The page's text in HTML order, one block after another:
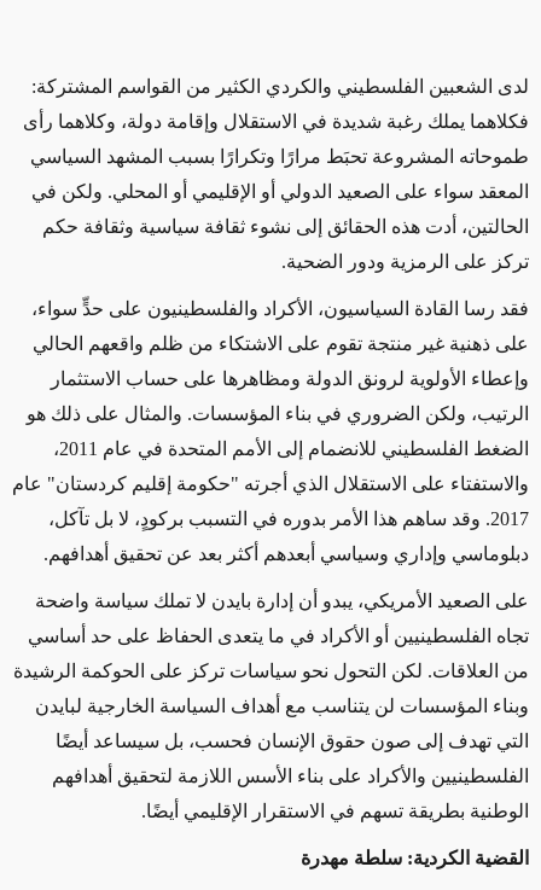
لدى الشعبين الفلسطيني والكردي الكثير من القواسم المشتركة:
فكلاهما يملك رغبة شديدة في الاستقلال وإقامة دولة، وكلاهما رأى
طموحاته المشروعة تحبَط مرارًا وتكرارًا بسبب المشهد السياسي
المعقد سواء على الصعيد الدولي أو الإقليمي أو المحلي. ولكن في
الحالتين، أدت هذه الحقائق إلى نشوء ثقافة سياسية وثقافة حكم
تركز على الرمزية ودور الضحية.
فقد رسا القادة السياسيون، الأكراد والفلسطينيون على حدٍّ سواء،
على ذهنية غير منتجة تقوم على الاشتكاء من ظلم واقعهم الحالي
وإعطاء الأولوية لرونق الدولة ومظاهرها على حساب الاستثمار
الرتيب، ولكن الضروري في بناء المؤسسات. والمثال على ذلك هو
الضغط الفلسطيني للانضمام إلى الأمم المتحدة في عام 2011،
والاستفتاء على الاستقلال الذي أجرته "حكومة إقليم كردستان" عام
2017. وقد ساهم هذا الأمر بدوره في التسبب بركودٍ، لا بل تآكل،
دبلوماسي وإداري وسياسي أبعدهم أكثر بعد عن تحقيق أهدافهم.
على الصعيد الأمريكي، يبدو أن إدارة بايدن لا تملك سياسة واضحة
تجاه الفلسطينيين أو الأكراد في ما يتعدى الحفاظ على حد أساسي
من العلاقات. لكن التحول نحو سياسات تركز على الحوكمة الرشيدة
وبناء المؤسسات لن يتناسب مع أهداف السياسة الخارجية لبايدن
التي تهدف إلى صون حقوق الإنسان فحسب، بل سيساعد أيضًا
الفلسطينيين والأكراد على بناء الأسس اللازمة لتحقيق أهدافهم
الوطنية بطريقة تسهم في الاستقرار الإقليمي أيضًا.
القضية الكردية: سلطة مهدرة